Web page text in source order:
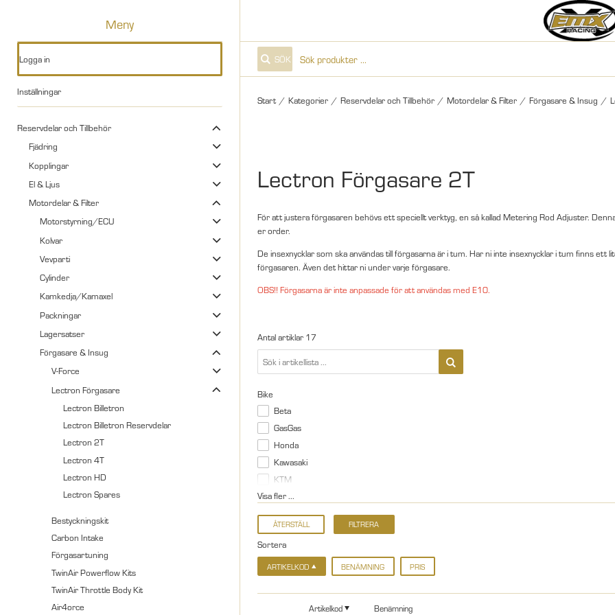
Meny
Logga in
Inställningar
Reservdelar och Tillbehör
Fjädring
Kopplingar
El & Ljus
Motordelar & Filter
Motorstyrning/ECU
Kolvar
Vevparti
Cylinder
Kamkedja/Kamaxel
Packningar
Lagersatser
Förgasare & Insug
V-Force
Lectron Förgasare
Lectron Billetron
Lectron Billetron Reservdelar
Lectron 2T
Lectron 4T
Lectron HD
Lectron Spares
Bestyckningskit
Carbon Intake
Förgasartuning
TwinAir Powerflow Kits
TwinAir Throttle Body Kit
Air4orce
SÖK
Start / Kategorier / Reservdelar och Tillbehör / Motordelar & Filter / Förgasare & Insug /
Lectron Förgasare 2T
För att justera förgasaren behövs ett speciellt verktyg, en så kallad Metering Rod Adjuster.
er order.
De insexnycklar som ska användas till förgasarna är i tum. Har ni inte insexnycklar i tum finns
förgasaren. Även det hittar ni under varje förgasare.
OBS!! Förgasarna är inte anpassade för att användas med E10.
Antal artiklar 17
Bike
Beta
GasGas
Honda
Kawasaki
KTM
Visa fler ...
Sortera
ARTIKELKOD BENÄMNING PRIS
Artikelkod Benämning